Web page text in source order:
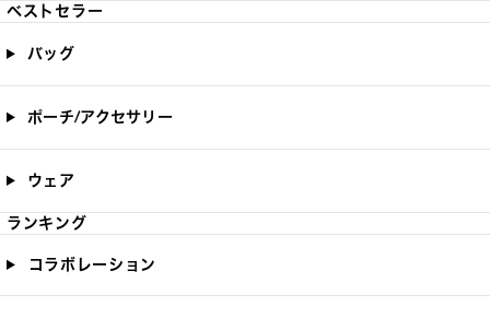
ベストセラー
バッグ
ポーチ/アクセサリー
ウェア
ランキング
コラボレーション